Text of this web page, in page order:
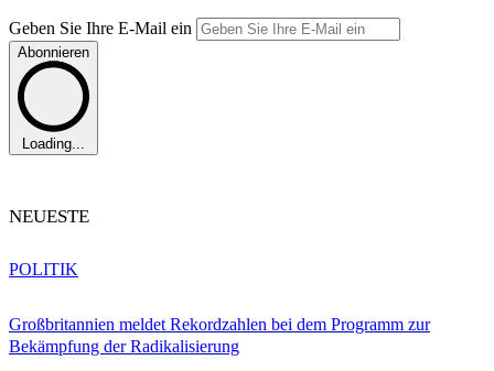
Geben Sie Ihre E-Mail ein
Abonnieren
Loading...
NEUESTE
Großbritannien meldet Rekordzahlen bei dem Programm zur
Bekämpfung der Radikalisierung
POLITIK